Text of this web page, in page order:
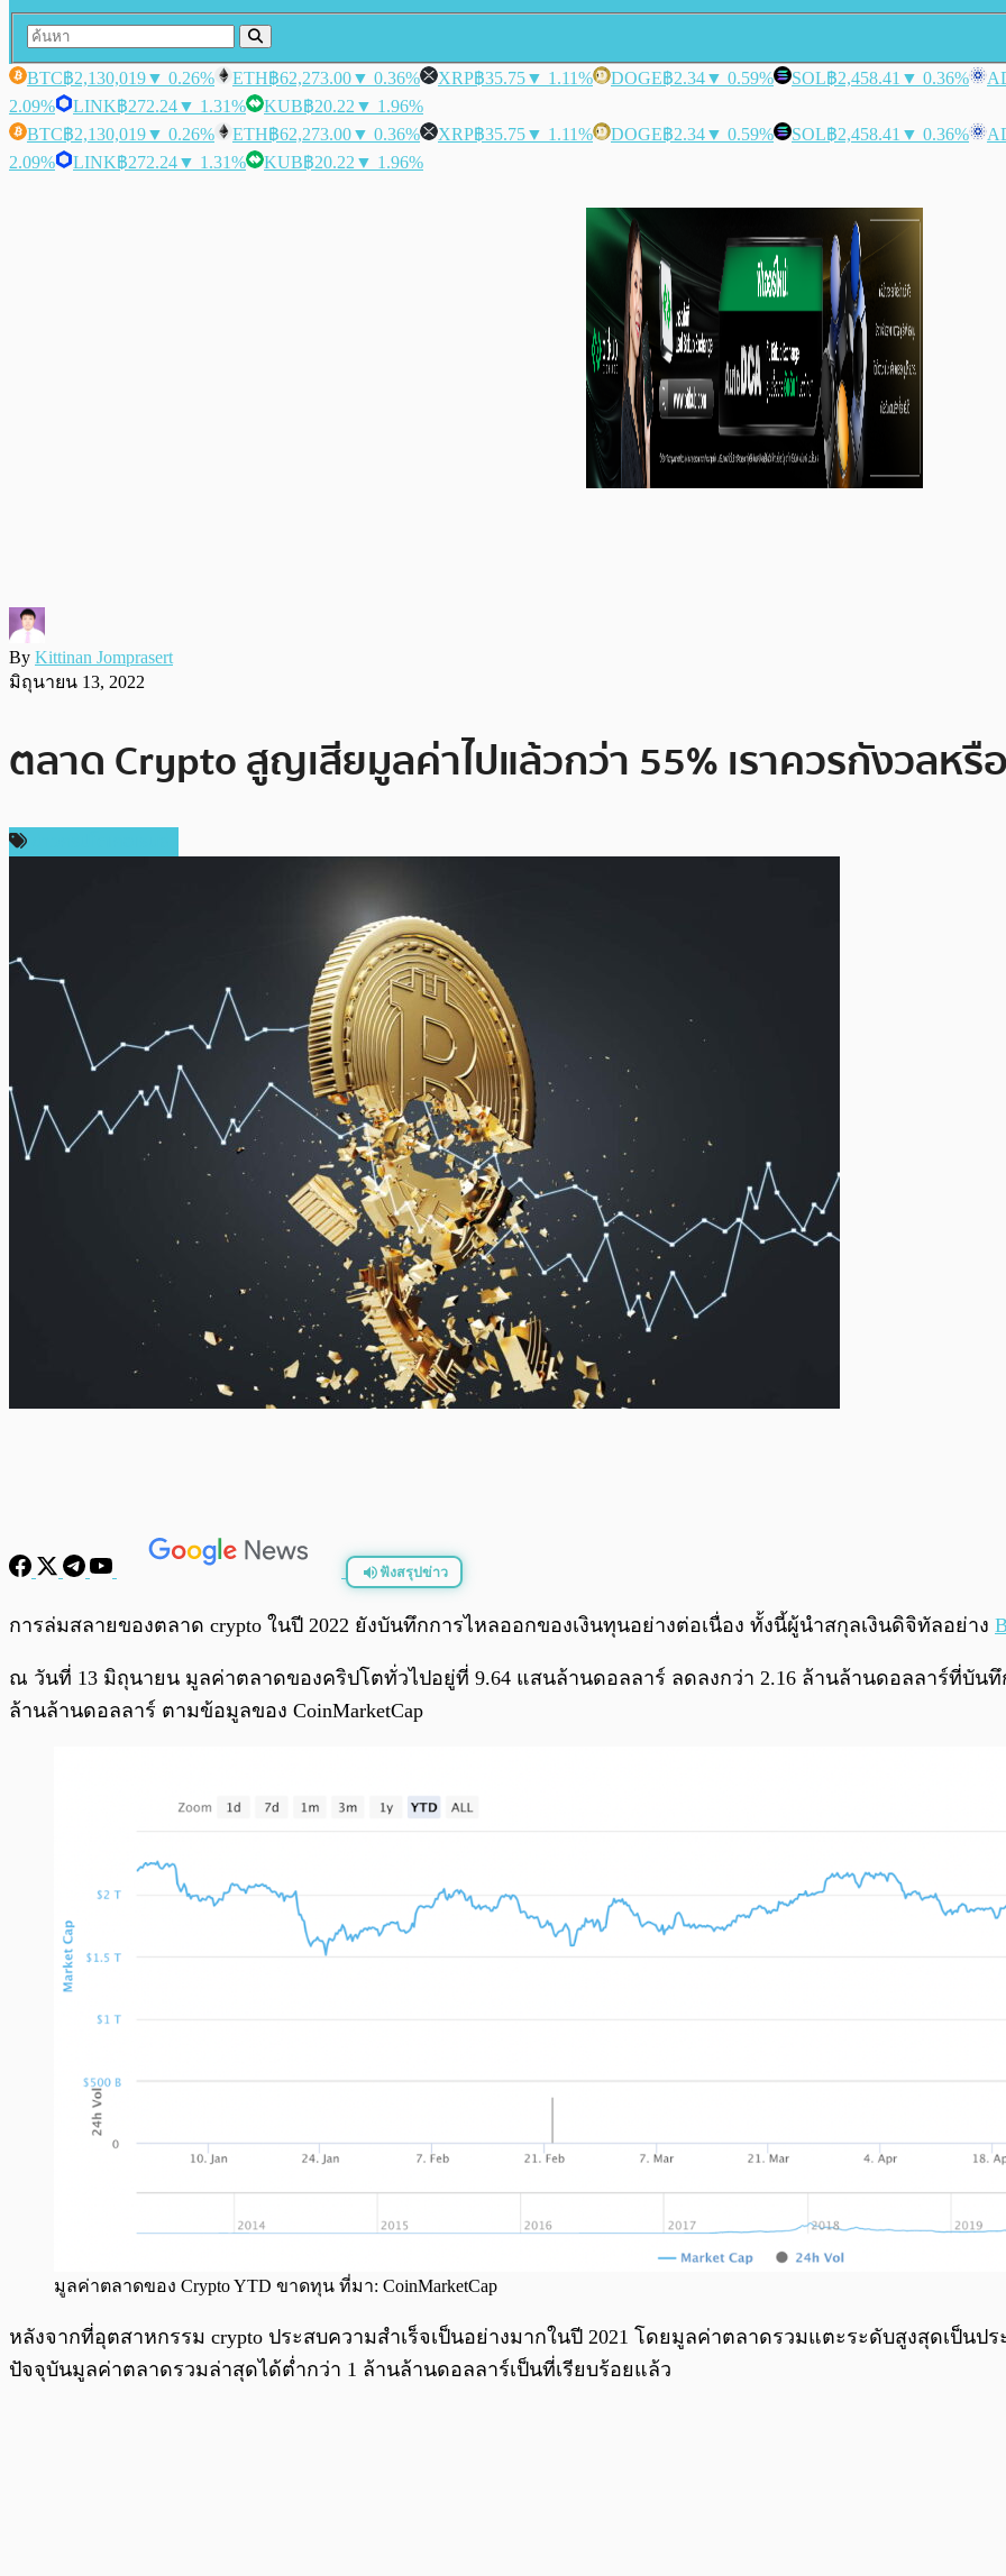
BTC฿2,130,019▼ 0.26% ETH฿62,273.00▼ 0.36% XRP฿35.75▼ 1.11% DOGE฿2.34▼ 0.59% SOL฿2,458.41 ▼ 0.36%
2.09%
LINK฿272.24▼ 1.31% KUB฿20.22 ▼ 1.96%
BTC฿2,130,019▼ 0.26% ETH฿62,273.00▼ 0.36% XRP฿35.75▼ 1.11% DOGE฿2.34▼ 0.59% SOL฿2,458.41 ▼ 0.36%
2.09%
LINK฿272.24▼ 1.31% KUB฿20.22 ▼ 1.96%
By Kittinan Jomprasert
มิถุนายน 13, 2022
ตลาด Crypto สูญเสียมูลค่าไปแล้วกว่า 55% เราควรกังวลหรื
ฟังสรุปข่าว
พร้อมเล่น
การล่มสลายของตลาด crypto ในปี 2022 ยังบันทึกการไหลออกของเงินทุนอย่างต่อเนื่อง ทั้งนี้ผู้นำสกุลเงินดิจิทัลอย่าง
ณ วันที่ 13 มิถุนายน มูลค่าตลาดของคริปโตทั่วไปอยู่ที่ 9.64 แสนล้านดอลลาร์ ลดลงกว่า 2.16 ล้านล้านดอลลาร์ที่บัน
ล้านล้านดอลลาร์ ตามข้อมูลของ CoinMarketCap
มูลค่าตลาดของ Crypto YTD ขาดทุน ที่มา: CoinMarketCap
หลังจากที่อุตสาหกรรม crypto ประสบความสำเร็จเป็นอย่างมากในปี 2021 โดยมูลค่าตลาดรวมแตะระดับสูงสุดเป็น
ปัจจุบันมูลค่าตลาดรวมล่าสุดได้ต่ำกว่า 1 ล้านล้านดอลลาร์เป็นที่เรียบร้อยแล้ว